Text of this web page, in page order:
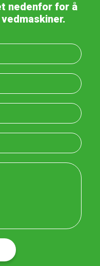
nedenfor for å